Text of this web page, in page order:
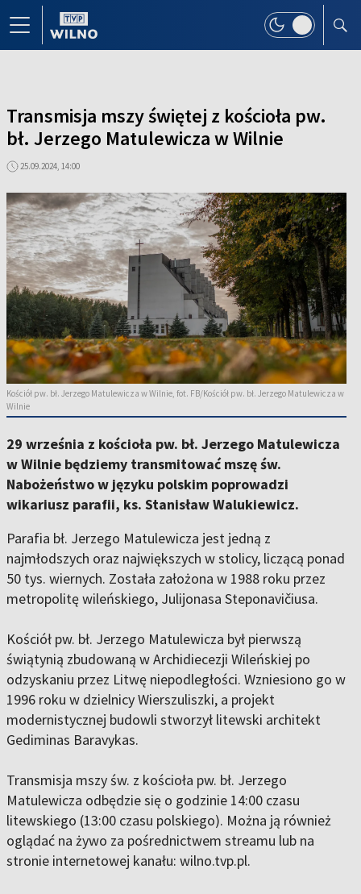
Transmisja mszy świętej z kościoła pw.
bł. Jerzego Matulewicza w Wilnie
25.09.2024, 14:00
Kościół pw. bł. Jerzego Matulewicza w Wilnie, fot. FB/Kościół pw. bł. Jerzego Matulewicza w
Wilnie
29 września z kościoła pw. bł. Jerzego Matulewicza
w Wilnie będziemy transmitować mszę św.
Nabożeństwo w języku polskim poprowadzi
wikariusz parafii, ks. Stanisław Walukiewicz.
Parafia bł. Jerzego Matulewicza jest jedną z
najmłodszych oraz największych w stolicy, liczącą ponad
50 tys. wiernych. Została założona w 1988 roku przez
metropolitę wileńskiego, Julijonasa Steponavičiusa.
Kościół pw. bł. Jerzego Matulewicza był pierwszą
świątynią zbudowaną w Archidiecezji Wileńskiej po
odzyskaniu przez Litwę niepodległości. Wzniesiono go w
1996 roku w dzielnicy Wierszuliszki, a projekt
modernistycznej budowli stworzył litewski architekt
Gediminas Baravykas.
Transmisja mszy św. z kościoła pw. bł. Jerzego
Matulewicza odbędzie się o godzinie 14:00 czasu
litewskiego (13:00 czasu polskiego). Można ją również
oglądać na żywo za pośrednictwem streamu lub na
stronie internetowej kanału: wilno.tvp.pl.